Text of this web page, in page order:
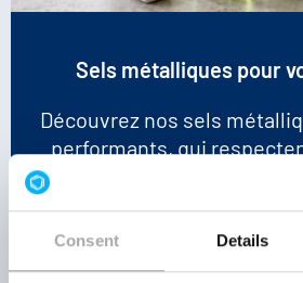
Consent Details
Sels métalliques pour
Découvrez nos sels
performants, qui
délicates, nettoient en
efficaces contre les taches
nous rendre visite chez